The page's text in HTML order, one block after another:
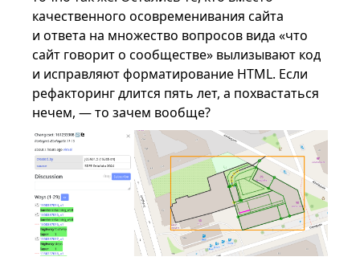
качественного осовременивания сайта
и ответа на множество вопросов вида «что
сайт говорит о сообществе» вылизывают код
и исправляют форматирование HTML. Если
рефакторинг длится пять лет, а похвастаться
нечем, — то зачем вообще?